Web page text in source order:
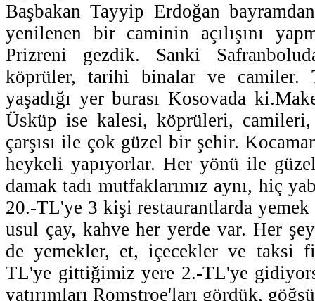
Başbakan Tayyip Erdoğan
yenilenen bir caminin açılışını
Prizreni gezdik. Sanki
köprüler, tarihi binalar ve camiler.
yaşadığı yer burası Kosovada
Üsküp ise kalesi, köprüleri,
çarşısı ile çok güzel bir şehir.
heykeli yapıyorlar. Her yönü ile
damak tadı mutfaklarımız aynı, hiç
20.-TL'ye 3 kişi restaurantlarda
usul çay, kahve her yerde var. Her
de yemekler, et, içecekler ve taksi
TL'ye gittiğimiz yere 2.-TL'ye
yatırımları Romstroe'ları gördük,